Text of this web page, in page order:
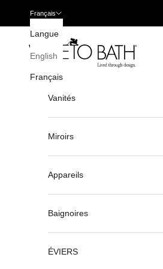
Français
Langue
English
Français
Passer au contenu
Veneto Bath
Vanités
Miroirs
Appareils
Baignoires
ÉVIERS